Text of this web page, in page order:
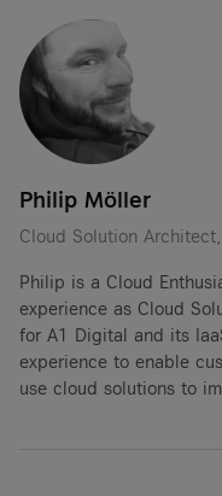
Philip Möller
Cloud Solution
Philip is a Cloud
experience as Cloud
for A1 Digital and its
experience to enable
use cloud solutions to